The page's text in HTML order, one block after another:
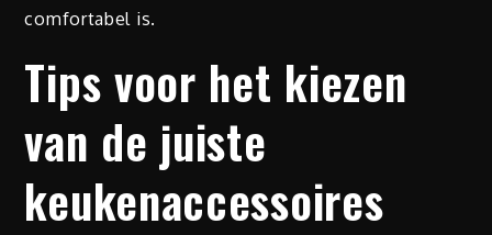
comfortabel is.
Tips voor het kiezen
van de juiste
keukenaccessoires